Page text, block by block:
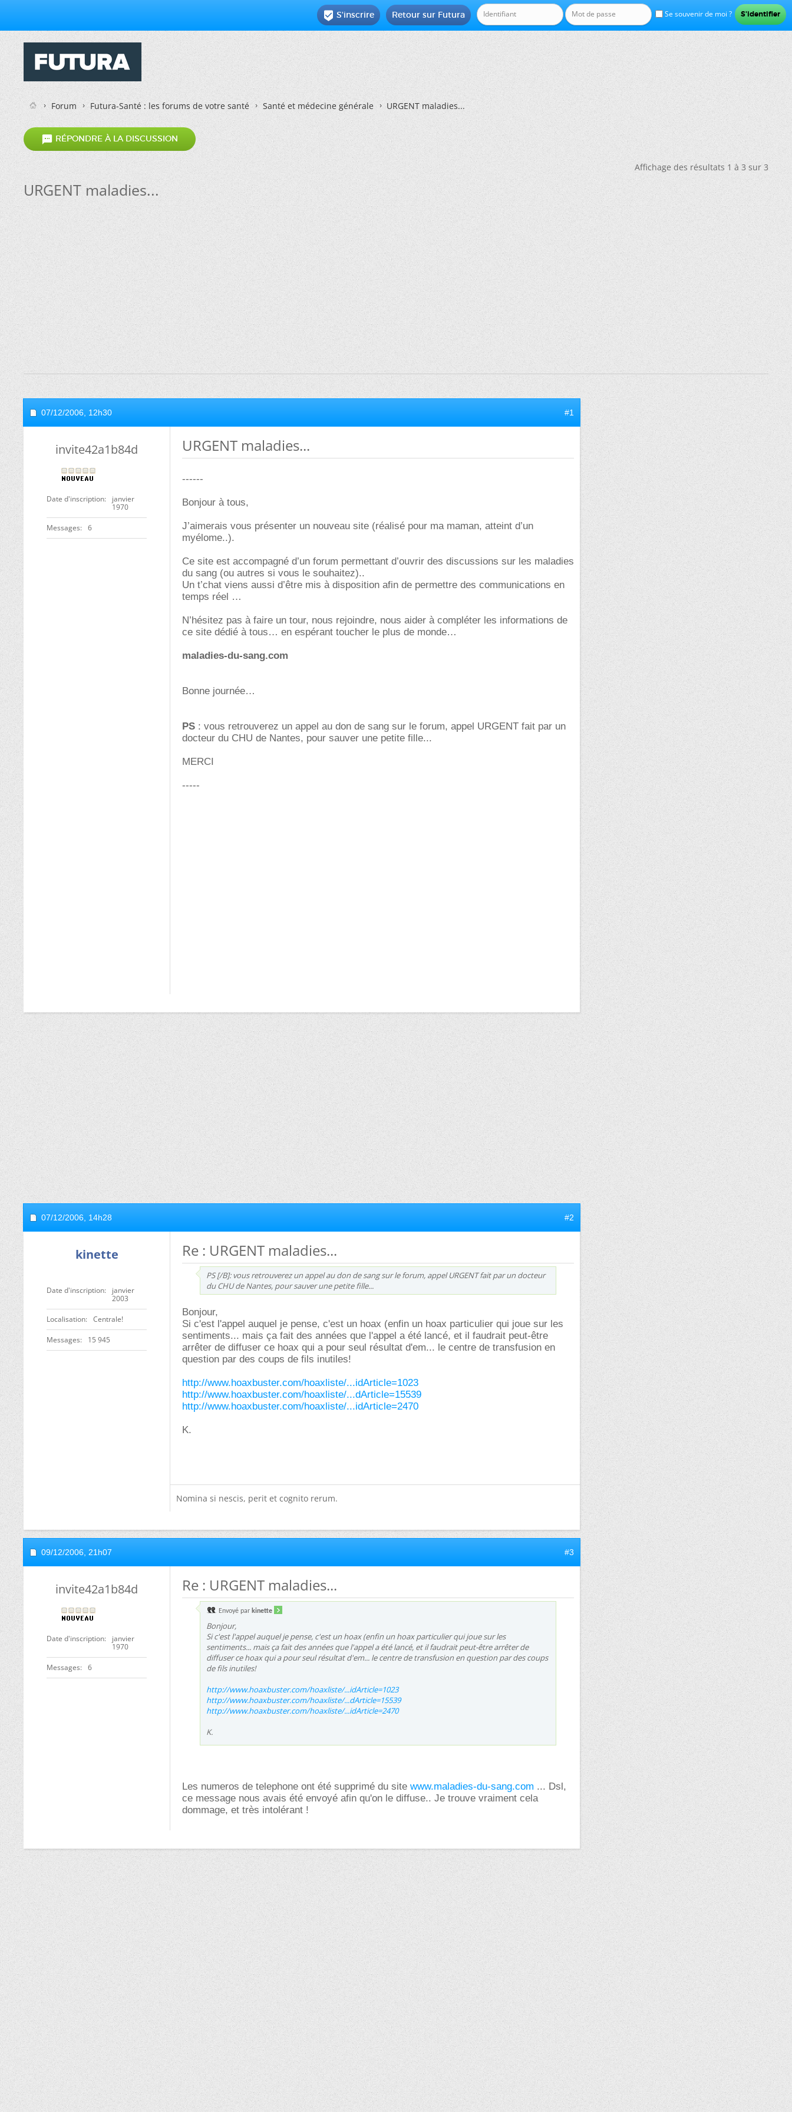
Se souvenir de moi ?
Retour sur Futura
 S'inscrire
Forum Futura-Santé : les forums de votre santé Santé et médecine générale URGENT maladies...
 RÉPONDRE À LA DISCUSSION
Affichage des résultats 1 à 3 sur 3
URGENT maladies...
07/12/2006, 12h30 #1
invite42a1b84d
Date d'inscription
janvier
1970
Messages 6
URGENT maladies...
------
Bonjour à tous,
J’aimerais vous présenter un nouveau site (réalisé pour ma maman, atteint d’un
myélome..).
Ce site est accompagné d’un forum permettant d’ouvrir des discussions sur les maladies
du sang (ou autres si vous le souhaitez)..
Un t’chat viens aussi d’être mis à disposition afin de permettre des communications en
temps réel
N’hésitez pas à faire un tour, nous rejoindre, nous aider à compléter les informations de
ce site dédié à tous… en espérant toucher le plus de monde
maladies-du-sang.com
Bonne journée
PS : vous retrouverez un appel au don de sang sur le forum, appel URGENT fait par un
docteur du CHU de Nantes, pour sauver une petite fille...
MERCI
-----
07/12/2006, 14h28 #2
kinette
Date d'inscription
janvier
2003
Localisation Centrale!
Messages 15 945
Re : URGENT maladies...
PS [/B]: vous retrouverez un appel au don de sang sur le forum, appel URGENT fait par un docteur
du CHU de Nantes, pour sauver une petite fille...
Bonjour,
Si c'est l'appel auquel je pense, c'est un hoax (enfin un hoax particulier qui joue sur les
sentiments... mais ça fait des années que l'appel a été lancé, et il faudrait peut-être
arrêter de diffuser ce hoax qui a pour seul résultat d'em... le centre de transfusion en
question par des coups de fils inutiles!
http://www.hoaxbuster.com/hoaxliste/...idArticle=1023
http://www.hoaxbuster.com/hoaxliste/...dArticle=15539
http://www.hoaxbuster.com/hoaxliste/...idArticle=2470
K.
Nomina si nescis, perit et cognito rerum.
09/12/2006, 21h07 #3
invite42a1b84d
Date d'inscription
janvier
1970
Messages 6
Re : URGENT maladies...
Envoyé par kinette
Bonjour,
Si c'est l'appel auquel je pense, c'est un hoax (enfin un hoax particulier qui joue sur les
sentiments... mais ça fait des années que l'appel a été lancé, et il faudrait peut-être arrêter de
diffuser ce hoax qui a pour seul résultat d'em... le centre de transfusion en question par des coups
de fils inutiles!
http://www.hoaxbuster.com/hoaxliste/...idArticle=1023
http://www.hoaxbuster.com/hoaxliste/...dArticle=15539
http://www.hoaxbuster.com/hoaxliste/...idArticle=2470
K.
Les numeros de telephone ont été supprimé du site www.maladies-du-sang.com ... Dsl,
ce message nous avais été envoyé afin qu'on le diffuse.. Je trouve vraiment cela
dommage, et très intolérant !